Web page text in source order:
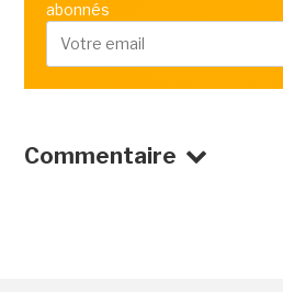
abonnés
Commentaire